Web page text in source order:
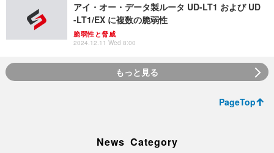
アイ・オー・データ製ルータ UD-LT1 および UD
-LT1/EX に複数の脆弱性
脆弱性と脅威
2024.12.11 Wed 8:00
もっと見る
PageTop
News Category